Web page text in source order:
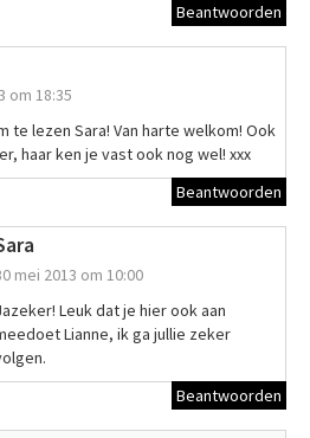
Beantwoorden
om 18:35
te lezen Sara! Van harte welkom! Ook
haar ken je vast ook nog wel! xxx
Beantwoorden
mei 2013 om 10:00
Leuk dat je hier ook aan
Lianne, ik ga jullie zeker
Beantwoorden